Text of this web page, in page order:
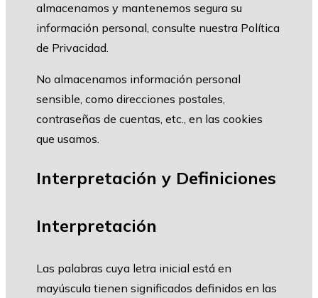
almacenamos y mantenemos segura su
información personal, consulte nuestra Política
de Privacidad.
No almacenamos información personal
sensible, como direcciones postales,
contraseñas de cuentas, etc., en las cookies
que usamos.
Interpretación y Definiciones
Interpretación
Las palabras cuya letra inicial está en
mayúscula tienen significados definidos en las